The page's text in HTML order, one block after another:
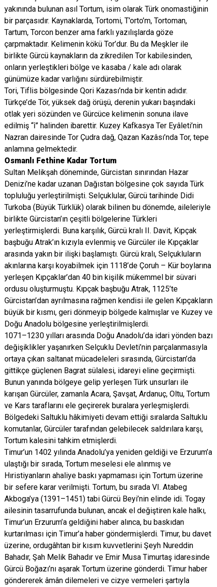
yakınında bulunan asıl Tortum, isim olarak Türk onomastiğinin
bir parçasıdır. Kaynaklarda, Tortomi, T’orto’m, Tortoman,
Tartum, Torcon benzer ama farklı yazılışlarda göze
çarpmaktadır. Kelimenin kökü Tor’dur. Bu da Meşkler ile
birlikte Gürcü kaynakların da zikredilen Tor kabilesinden,
onların yerleştikleri bölge ve kasaba / kale adı olarak
günümüze kadar varlığını sürdürebilmiştir.
Tori, Tiflis bölgesinde Qori Kazası’nda bir kentin adıdır.
Türkçe’de Tör, yüksek dağ örüşü, derenin yukarı başındaki
otlak yeri sözünden ve Gürcüce kelimenin sonuna ilave
edilmiş “î” halinden ibarettir. Kuzey Kafkasya Ter Eyâleti’nin
Nazran dairesinde Tor Çudra dağ, Qazan Kazâsı’nda Tor, tepe
anlamına gelmektedir.
Osmanlı Fethine Kadar Tortum
Sultan Melikşah döneminde, Gürcistan sınırından Hazar
Denizi’ne kadar uzanan Dağıstan bölgesine çok sayıda Türk
topluluğu yerleştirilmişti. Selçuklular, Gürcü tarihinde Didi
Turkoba (Büyük Türklük) olarak bilinen bu dönemde, aileleriyle
birlikte Gürcistan’ın çeşitli bölgelerine Türkleri
yerleştirmişlerdi. Buna karşılık, Gürcü kralı II. Davit, Kıpçak
başbuğu Atrak’ın kızıyla evlenmiş ve Gürcüler ile Kıpçaklar
arasında yakın bir ilişki başlamıştı. Gürcü kralı, Selçukluların
akınlarına karşı koyabilmek için 1118’de Çoruh – Kür boylarına
yerleşen Kıpçaklar’dan 40 bin kişilik mükemmel bir süvari
ordusu oluşturmuştu. Kıpçak başbuğu Atrak, 1125’te
Gürcistan’dan ayrılmasına rağmen kendisi ile gelen Kıpçakların
büyük bir kısmı, geri dönmeyip bölgede kalmışlar ve Kuzey ve
Doğu Anadolu bölgesine yerleştirilmişlerdi.
1071–1230 yılları arasında Doğu Anadolu’da idari yönden bazı
değişiklikler yaşanırken Selçuklu Devleti’nin parçalanmasıyla
ortaya çıkan saltanat mücadeleleri sırasında, Gürcistan’da
gittikçe güçlenen Bagrat sülalesi, idareyi eline geçirmişti.
Bunun yanında bölgeye gelip yerleşen Türk unsurları ile
karışan Gürcüler, zamanla Acara, Şavşat, Ardanuç, Oltu, Tortum
ve Kars taraflarını ele geçirerek buralara yerleşmişlerdi.
Bölgedeki Saltuklu hâkimiyeti devam ettiği sıralarda Saltuklu
komutanlar, Gürcüler tarafından gelebilecek saldırılara karşı,
Tortum kalesini tahkim etmişlerdi.
Timur’un 1402 yılında Anadolu’ya yeniden geldiği ve Erzurum’a
ulaştığı bir sırada, Tortum meselesi ele alınmış ve
Hıristiyanların ahaliye baskı yapmaması için Tortum üzerine
bir sefere karar verilmişti. Tortum, bu sırada VI. Atabeg
Akboga’ya (1391–1451) tabi Gürcü Beyi’nin elinde idi. Togay
ailesinin tasarrufunda bulunan, ancak el değiştiren kale halkı,
Timur’un Erzurum’a geldiğini haber alınca, bu baskıdan
kurtarılması için Timur’a haber göndermişlerdi. Timur, bu davet
üzerine, ordugâhtan bir kısım kuvvetlerini Şeyh Nureddin
Bahadır, Şah Melik Bahadır ve Emir Musa Timurtaş idaresinde
Gürcü Boğazı’nı aşarak Tortum üzerine gönderdi. Timur haber
göndererek âmân dilemeleri ve cizye vermeleri şartıyla